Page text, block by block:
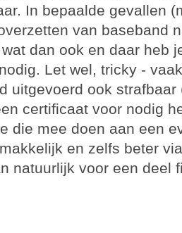
In bepaalde gevallen
van baseband
dan ook en daar heb
Let wel, tricky -
uitgevoerd ook
certificaat voor nodig
die mee doen aan een
en zelfs beter
natuurlijk voor een deel